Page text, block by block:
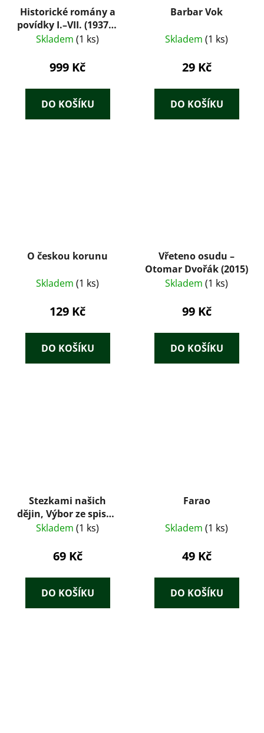
Historické romány a
povídky I.–VII. (1937) –
Václav Beneš
svazků, ilustrace
Skladem (1 ks)
999 Kč
DO KOŠÍKU
Barbar Vok
Skladem (1 ks)
29 Kč
DO KOŠÍKU
O českou korunu
Skladem (1 ks)
129 Kč
DO KOŠÍKU
Vřeteno osudu –
Otomar Dvořák (2015)
Skladem (1 ks)
99 Kč
DO KOŠÍKU
Stezkami našich
dějin, Výbor ze spisův
Al. Jiráska
Skladem (1 ks)
69 Kč
DO KOŠÍKU
Farao
Skladem (1 ks)
49 Kč
DO KOŠÍKU